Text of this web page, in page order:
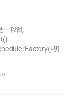
一般乱
初